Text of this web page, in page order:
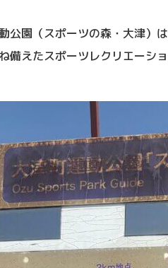
公園（スポーツの森・大津）
備えたスポーツレクリエーシ